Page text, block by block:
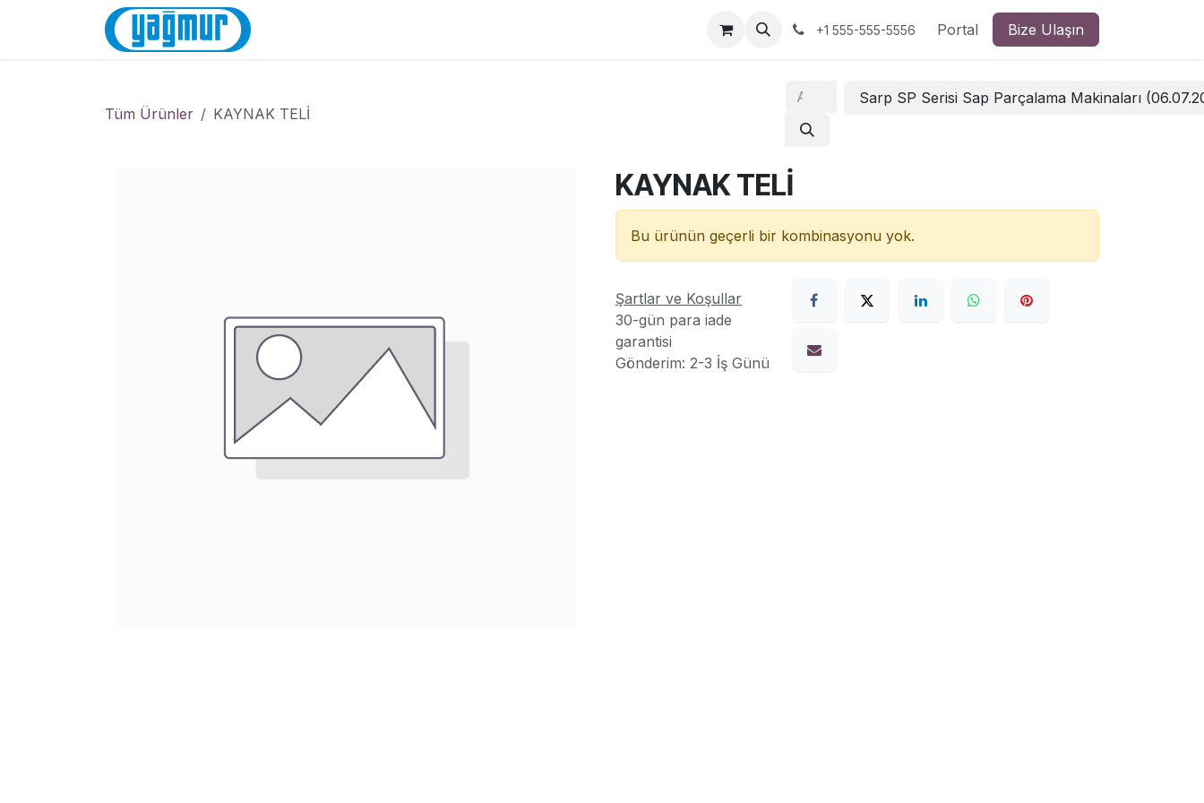
+1 555-555-5556 Portal Bize Ulaşın
Tüm Ürünler KAYNAK TELİ
Sarp SP Serisi Sap Parçalama Makinaları
KAYNAK TELİ
Bu ürünün geçerli bir kombinasyonu yok.
Şartlar ve Koşullar
30-gün para iade
garantisi
Gönderim: 2-3 İş Günü